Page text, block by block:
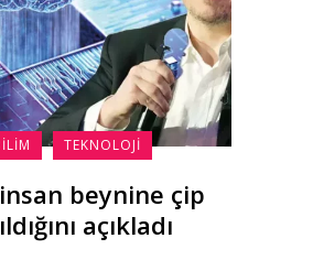
TEKNOLOJI
beynine çip
açıkladı